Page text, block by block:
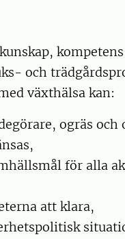
och
växthälsa kan:
ogräs och
för alla
att klara,